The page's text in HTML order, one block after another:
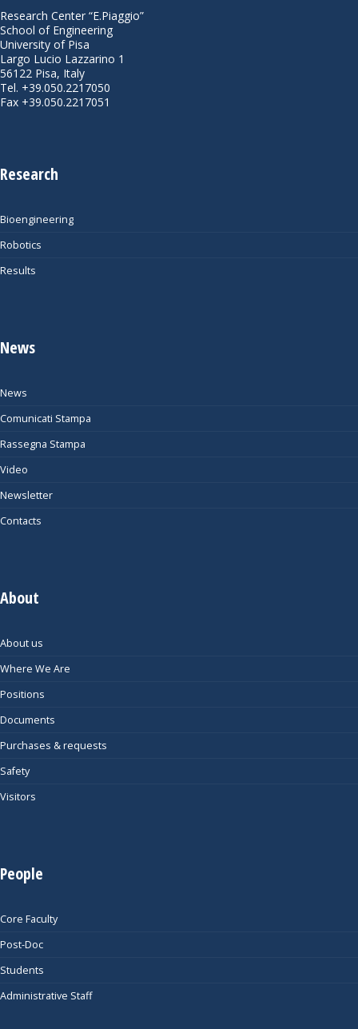
Research Center “E.Piaggio”
School of Engineering
University of Pisa
Largo Lucio Lazzarino 1
56122 Pisa, Italy
Tel. +39.050.2217050
Fax +39.050.2217051
Research
Bioengineering
Robotics
Results
News
News
Comunicati Stampa
Rassegna Stampa
Video
Newsletter
Contacts
About
About us
Where We Are
Positions
Documents
Purchases & requests
Safety
Visitors
People
Core Faculty
Post-Doc
Students
Administrative Staff